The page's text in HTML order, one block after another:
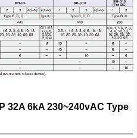
32A 6kA 230~240vAC Type